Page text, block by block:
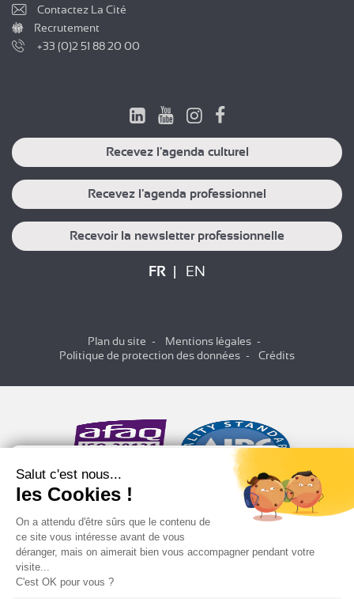
Contactez La Cité
Recrutement
+33 (0)2 51 88 20 00
Recevez l'agenda culturel
Recevez l'agenda professionnel
Recevoir la newsletter professionnelle
FR EN
Plan du site
Mentions légales
Politique de protection des données
Crédits
Salut c'est nous...
les Cookies !
On a attendu d'être sûrs que le contenu de
ce site vous intéresse avant de vous
déranger, mais on aimerait bien vous accompagner pendant votre
visite...
C'est OK pour vous ?